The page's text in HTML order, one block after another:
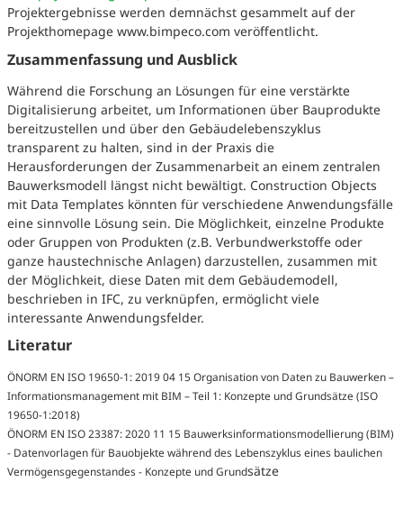
Projektergebnisse werden demnächst gesammelt auf der
Projekthomepage www.bimpeco.com veröffentlicht.
Zusammenfassung und Ausblick
Während die Forschung an Lösungen für eine verstärkte
Digitalisierung arbeitet, um Informationen über Bauprodukte
bereitzustellen und über den Gebäudelebenszyklus
transparent zu halten, sind in der Praxis die
Herausforderungen der Zusammenarbeit an einem zentralen
Bauwerksmodell längst nicht bewältigt. Construction Objects
mit Data Templates könnten für verschiedene Anwendungsfälle
eine sinnvolle Lösung sein. Die Möglichkeit, einzelne Produkte
oder Gruppen von Produkten (z.B. Verbundwerkstoffe oder
ganze haustechnische Anlagen) darzustellen, zusammen mit
der Möglichkeit, diese Daten mit dem Gebäudemodell,
beschrieben in IFC, zu verknüpfen, ermöglicht viele
interessante Anwendungsfelder.
Literatur
ÖNORM EN ISO 19650-1: 2019 04 15 Organisation von Daten zu Bauwerken –
Informationsmanagement mit BIM – Teil 1: Konzepte und Grundsätze (ISO
19650-1:2018)
ÖNORM EN ISO 23387: 2020 11 15 Bauwerksinformationsmodellierung (BIM)
- Datenvorlagen für Bauobjekte während des Lebenszyklus eines baulichen
Vermögensgegenstandes - Konzepte und Grundsätze